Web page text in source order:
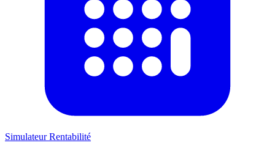
Simulateur Rentabilité